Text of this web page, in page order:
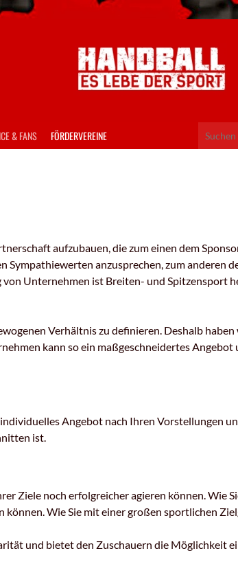
& FANS FÖRDERVEREINE
aufzubauen, die zum einen dem
anzusprechen, zum anderen
Unternehmen ist Breiten- und Spitzensport
Verhältnis zu definieren. Deshalb
kann so ein maßgeschneidertes
Angebot nach Ihren Vorstellungen
ist.
Ziele noch erfolgreicher agieren können. Wie
Wie Sie mit einer großen sportlichen
und bietet den Zuschauern die Möglichkeit